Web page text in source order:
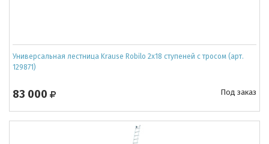
Универсальная лестница Krause Robilo 2x18 ступеней с тросом (арт.
129871)
83 000 Под заказ